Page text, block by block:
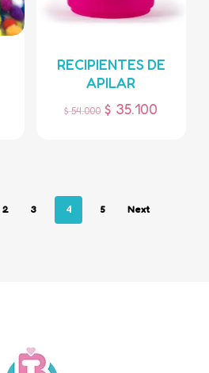
RECIPIENTES DE
APILAR
$54.000 $ 35.100
2 3 4 5 Next